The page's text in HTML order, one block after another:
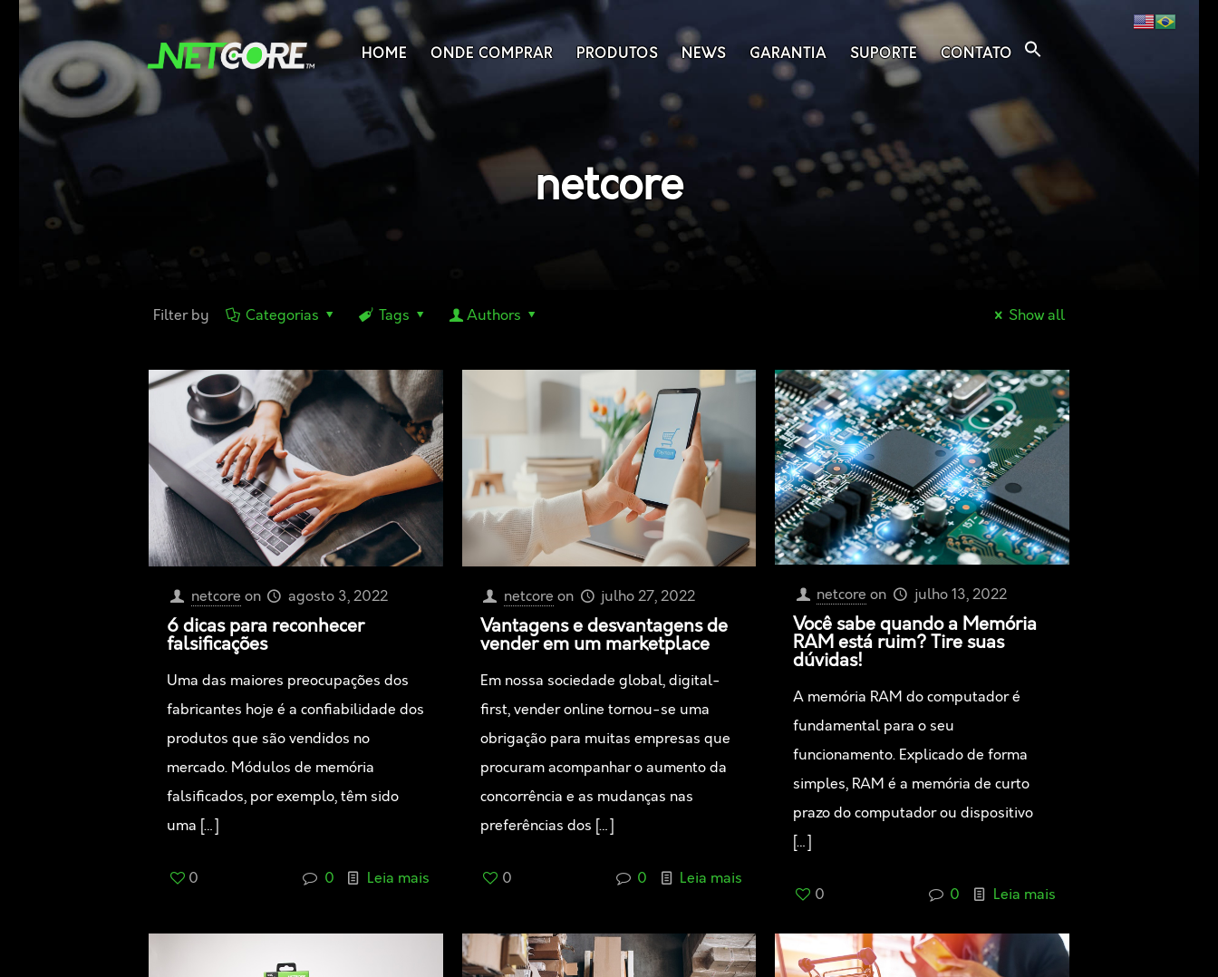
HOME ONDE COMPRAR PRODUTOS NEWS GARANTIA SUPORTE CONTATO
netcore
Filter by Categorias Tags Authors Show all
netcore on agosto 3, 2022
6 dicas para reconhecer
falsificações
Uma das maiores preocupações dos
fabricantes hoje é a confiabilidade dos
produtos que são vendidos no
mercado. Módulos de memória
falsificados, por exemplo, têm sido
uma […]
0 0 Leia mais
netcore on julho 27, 2022
Vantagens e desvantagens de
vender em um marketplace
Em nossa sociedade global, digital-
first, vender online tornou-se uma
obrigação para muitas empresas que
procuram acompanhar o aumento da
concorrência e as mudanças nas
preferências dos […]
0 0 Leia mais
netcore on julho 13, 2022
Você sabe quando a Memória
RAM está ruim? Tire suas
dúvidas!
A memória RAM do computador é
fundamental para o seu
funcionamento. Explicado de forma
simples, RAM é a memória de curto
prazo do computador ou dispositivo
[…]
0 0 Leia mais